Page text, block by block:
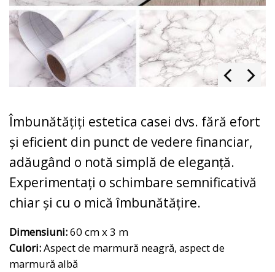
Îmbunătățiți estetica casei dvs. fără efort
și eficient din punct de vedere financiar,
adăugând o notă simplă de eleganță.
Experimentați o schimbare semnificativă
chiar și cu o mică îmbunătățire.
Dimensiuni:60 cm x 3 m
Culori:Aspect de marmură neagră, aspect de
marmură albă